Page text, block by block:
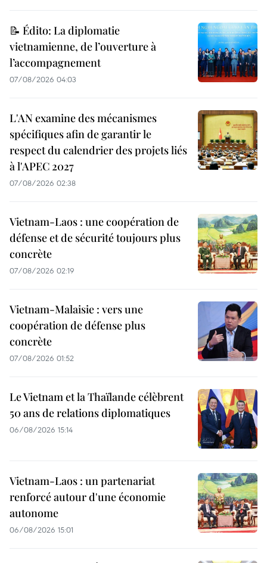
📝 Édito: La diplomatie
vietnamienne, de l’ouverture à
l’accompagnement
07/08/2026 04:03
L'AN examine des mécanismes
spécifiques afin de garantir le
respect du calendrier des projets liés
à l'APEC 2027
07/08/2026 02:38
Vietnam-Laos : une coopération de
défense et de sécurité toujours plus
concrète
07/08/2026 02:19
Vietnam-Malaisie : vers une
coopération de défense plus
concrète
07/08/2026 01:52
Le Vietnam et la Thaïlande célèbrent
50 ans de relations diplomatiques
06/08/2026 15:14
Vietnam-Laos : un partenariat
renforcé autour d'une économie
autonome
06/08/2026 15:01